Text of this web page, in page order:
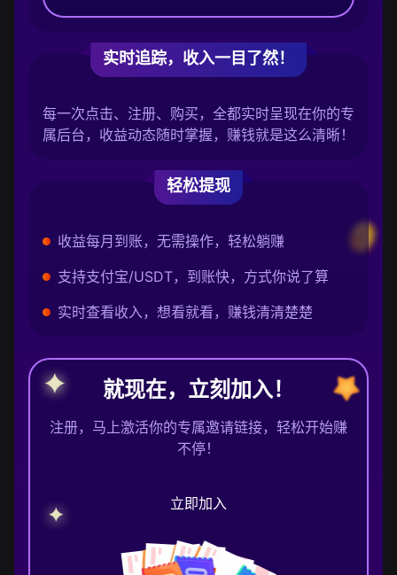
实时追踪，收入一目了然！
每一次点击、注册、购买，全都实时呈现在你的专
属后台，收益动态随时掌握，赚钱就是这么清晰！
轻松提现
收益每月到账，无需操作，轻松躺赚
支持支付宝/USDT，到账快，方式你说了算
实时查看收入，想看就看，赚钱清清楚楚
就现在，立刻加入！
注册，马上激活你的专属邀请链接，轻松开始赚
不停！
立即加入